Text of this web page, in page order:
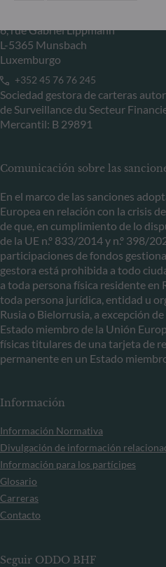
6, rue Gabriel Lippmann
L-5365 Munsbach
Luxemburgo
+352 45 76 76 245
Sociedad gestora de carteras
de Surveillance du Secteur
Mercantil: B 29891
Comunicación sobre las
En el marco de las sanciones
Europea en relación con la crisis
de que, en cumplimiento de lo
de la UE n.º 833/2014 y n.º 398/
participaciones de fondos
gestora está prohibida a todo
a toda persona física residente en
toda persona jurídica, entidad u
Rusia o Bielorrusia, a excepción
Estado miembro de la Unión
físicas titulares de una tarjeta de
permanente en un Estado
Información
Información Normativa
Divulgación de información
Información para los partícipes
Glosario
Carreras
Contacto
Seguir ODDO BHF